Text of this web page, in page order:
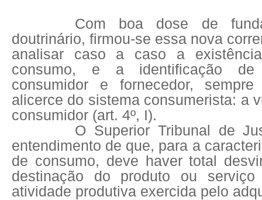
Com boa dose de
doutrinário, firmou-se essa nova
analisar caso a caso a
consumo, e a identificação de
consumidor e fornecedor,
alicerce do sistema consumerista: a
consumidor (art. 4º, I).
O Superior Tribunal de
entendimento de que, para a
de consumo, deve haver total
destinação do produto ou
atividade produtiva exercida pelo